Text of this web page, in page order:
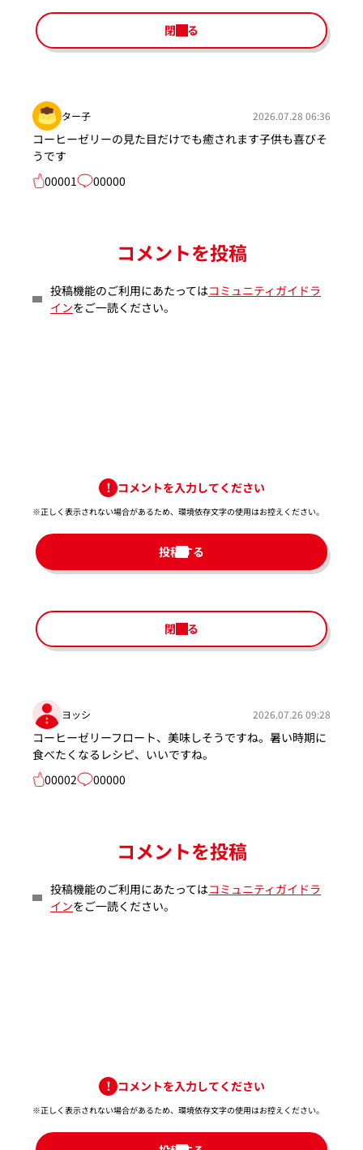
閉じる
ター子 2026.07.28 06:36
コーヒーゼリーの見た目だけでも癒されます子供も喜びそ
うです
00001
00000
コメントを投稿
投稿機能のご利用にあたってはコミュニティガイドラ
インをご一読ください。
コメントを入力してください
※正しく表示されない場合があるため、環境依存文字の使用はお控えください。​
投稿する
閉じる
ヨッシ 2026.07.26 09:28
コーヒーゼリーフロート、美味しそうですね。暑い時期に
食べたくなるレシピ、いいですね。
00002
00000
コメントを投稿
投稿機能のご利用にあたってはコミュニティガイドラ
インをご一読ください。
コメントを入力してください
※正しく表示されない場合があるため、環境依存文字の使用はお控えください。​